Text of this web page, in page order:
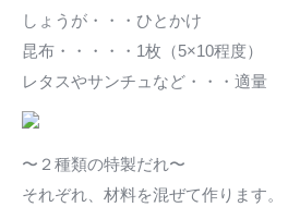
しょうが・・・ひとかけ
昆布・・・・・1枚（5×10程度）
レタスやサンチュなど・・・適量
〜２種類の特製だれ〜
それぞれ、材料を混ぜて作ります。